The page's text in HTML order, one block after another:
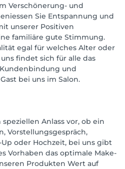
Verschönerung- und
Sie Entspannung und
unserer Positiven
familiäre gute Stimmung.
egal für welches Alter oder
findet sich für alle das
und
bei uns im Salon.
Anlass vor, ob ein
Vorstellungsgespräch,
oder Hochzeit, bei uns gibt
Vorhaben das optimale Make-
Produkten Wert auf